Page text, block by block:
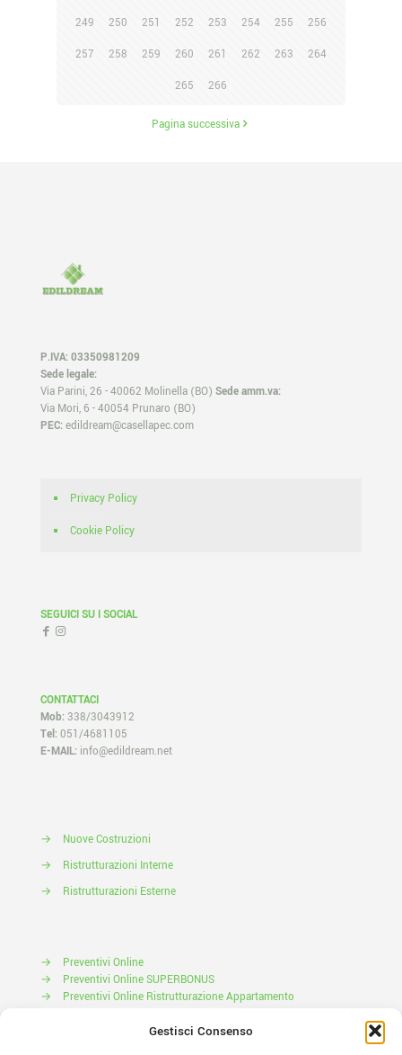
Gestisci Consenso
249 250 251 252 253 254 255 256
257 258 259 260 261 262 263 264
265 266
Pagina successiva
P.IVA: 03350981209
Sede legale:
Via Parini, 26 - 40062 Molinella (BO) Sede amm.va:
Via Mori, 6 - 40054 Prunaro (BO)
PEC: edildream@casellapec.com
Privacy Policy
Cookie Policy
SEGUICI SU I SOCIAL
CONTATTACI
Mob: 338/3043912
Tel: 051/4681105
E-MAIL: info@edildream.net
→
Nuove Costruzioni
→
Ristrutturazioni Interne
→
Ristrutturazioni Esterne
→
Preventivi Online
→
Preventivi Online SUPERBONUS
→
Preventivi Online Ristrutturazione Appartamento
Prenota il tuo Sopralluogo